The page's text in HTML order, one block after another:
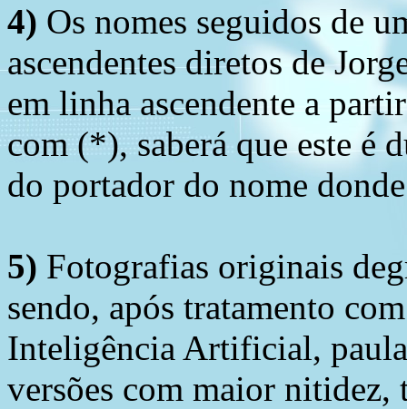
4) Os nomes seguidos de
ascendentes diretos de
em linha ascendente a
com (*), saberá que este é
do portador do nome
5) Fotografias originais
sendo, após tratamento
Inteligência Artificial,
versões com maior nitidez,